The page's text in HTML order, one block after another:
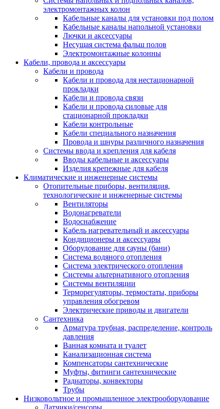
электромонтажных колон
Кабельные каналы для установки под полом
Кабельные каналы напольной установки
Лючки и аксессуары
Несущая система фальш полов
Электромонтажные колонны
Кабели, провода и аксессуары
Кабели и провода
Кабели и провода для нестационарной
прокладки
Кабели и провода связи
Кабели и провода силовые для
стационарной прокладки
Кабели контрольные
Кабели специального назначения
Провода и шнуры различного назначения
Системы ввода и крепления для кабеля
Вводы кабельные и аксессуары
Изделия крепежные для кабеля
Климатические и инженерные системы
Отопительные приборы, вентиляция,
технологические и инженерные системы
Вентиляторы
Водонагреватели
Водоснабжение
Кабель нагревательный и аксессуары
Кондиционеры и аксессуары
Оборудование для сауны (бани)
Система водяного отопления
Система электрического отопления
Системы альтернативного отопления
Системы вентиляции
Терморегуляторы, термостаты, приборы
управления обогревом
Электрические приводы и двигатели
Сантехника
Арматура трубная, распределение, контроль
давления
Ванная комната и туалет
Канализационная система
Компенсаторы сантехнические
Муфты, фитинги сантехнические
Радиаторы, конвекторы
Трубы
Низковольтное и промышленное электрооборудование
Датчики/сенсоры